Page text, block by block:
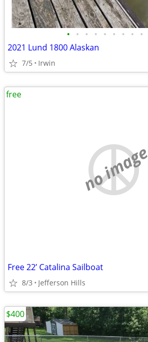
• • • • • • • • •
2021 Lund 1800 Alaskan
7/5 Irwin
no image
Free 22’ Catalina Sailboat
8/3 Jefferson Hills
free
$400